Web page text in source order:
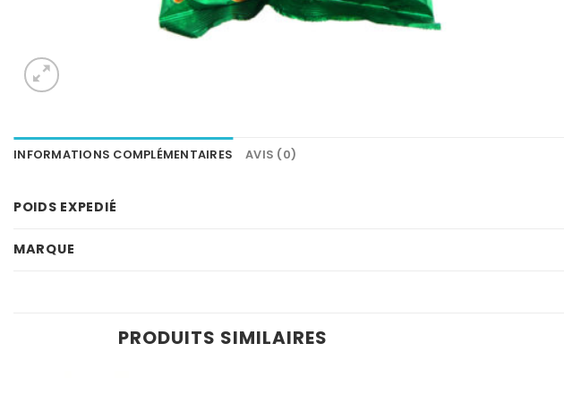
INFORMATIONS COMPLÉMENTAIRES AVIS (0)
POIDS EXPEDIÉ
MARQUE
PRODUITS SIMILAIRES